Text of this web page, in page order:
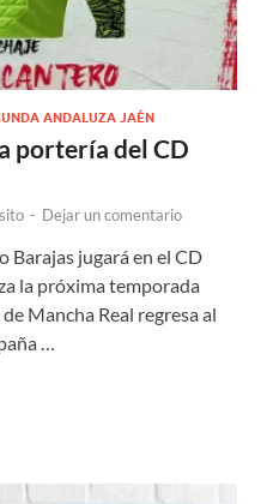
ANDALUZA JAÉN
portería del CD
- Dejar un comentario
Barajas jugará en el CD
la próxima temporada
Mancha Real regresa al
…